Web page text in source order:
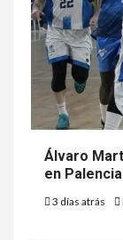
Álvaro
en
3 días atrás